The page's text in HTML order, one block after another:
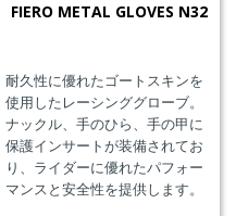
FIERO METAL GLOVES N32
耐久性に優れたゴートスキンを
使用したレーシンググローブ。
ナックル、手のひら、手の甲に
保護インサートが装備されてお
り、ライダーに優れたパフォー
マンスと安全性を提供します。